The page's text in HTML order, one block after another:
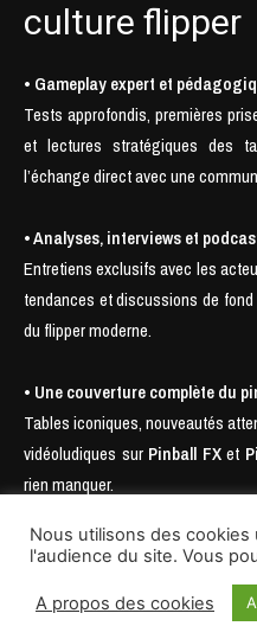
culture flipper
• Gameplay expert et
Tests approfondis, premières
et lectures stratégiques des
l’échange direct avec une
• Analyses, interviews et
Entretiens exclusifs avec les
tendances et discussions de
du flipper moderne.
• Une couverture complète du
Tables iconiques, nouveautés
vidéoludiques sur Pinball FXet
rien manquer.
© 2025- SAS Pinball Mag., Nudge
Nous utilisons des
l'audience du site. Vous
A propos des cookies